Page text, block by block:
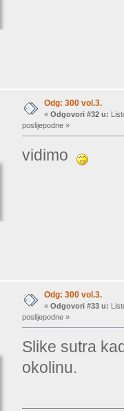
Odg: 300 vol.3.
« Odgovori #32 u:
poslijepodne »
vidimo
Odg: 300 vol.3.
« Odgovori #33 u:
poslijepodne »
Slike sutra
okolinu.